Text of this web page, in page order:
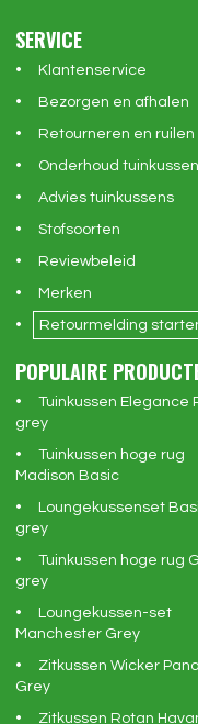
SERVICE
Klantenservice
Bezorgen en afhalen
Retourneren en ruilen
Onderhoud
Advies tuinkussens
Stofsoorten
Reviewbeleid
Merken
Retourmelding
POPULAIRE
Tuinkussen Elegance
grey
Tuinkussen hoge rug
Madison Basic
Loungekussenset
grey
Tuinkussen hoge rug
grey
Loungekussen-set
Manchester Grey
Zitkussen Wicker
Grey
Zitkussen Rotan